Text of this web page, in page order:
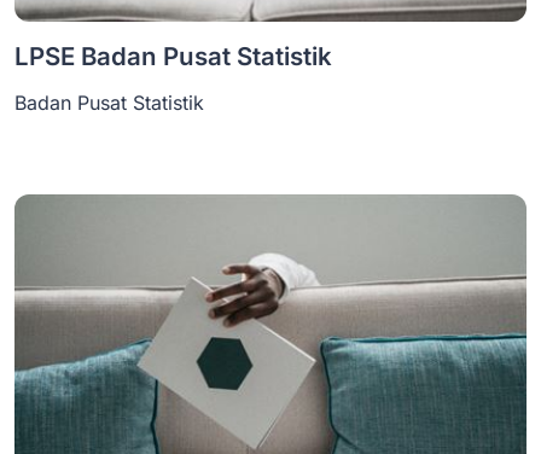
LPSE Badan Pusat Statistik
Badan Pusat Statistik